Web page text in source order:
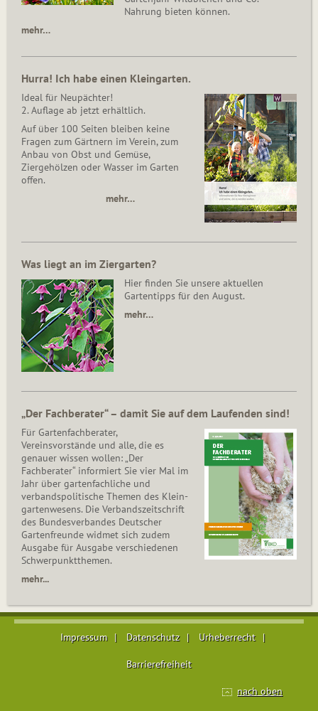
Nahrung bieten können.
mehr…
Hurra! Ich habe einen Kleingarten.
Ideal für Neupächter!
2. Auflage ab jetzt erhältlich.
Auf über 100 Seiten bleiben keine
Fragen zum Gärtnern im Verein, zum
Anbau von Obst und Gemüse,
Ziergehölzen oder Wasser im Garten
offen.
mehr…
Was liegt an im Ziergarten?
Hier finden Sie unsere aktuellen
Gartentipps für den August.
mehr…
„Der Fachberater“ – damit Sie auf dem Laufenden sind!
Für Gartenfachberater,
Vereinsvorstände und alle, die es
genauer wissen wollen: „Der
Fachberater“ informiert Sie vier Mal im
Jahr über gartenfachliche und
verbandspolitische Themen des Klein­
gar­ten­wesens. Die Ver­bands­zeit­schrift
des Bun­des­ver­ban­des Deutscher
Gartenfreunde widmet sich zudem
Ausgabe für Ausgabe verschiedenen
Schwer­punkt­the­men.
mehr...
Impressum Datenschutz Urheberrecht
Barrierefreiheit
nach oben